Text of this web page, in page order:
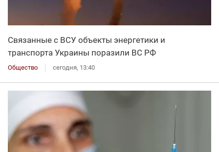
Связанные с ВСУ объекты энергетики и
транспорта Украины поразили ВС РФ
Общество сегодня, 13:40